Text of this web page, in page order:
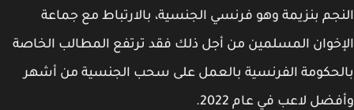
بنزيمة وهو فرنسي الجنسية، بالارتباط مع جماعة
المسلمين من أجل ذلك فقد ترتفع المطالب الخاصة
الفرنسية بالعمل على سحب الجنسية من أشهر
لاعب في عام 2022.